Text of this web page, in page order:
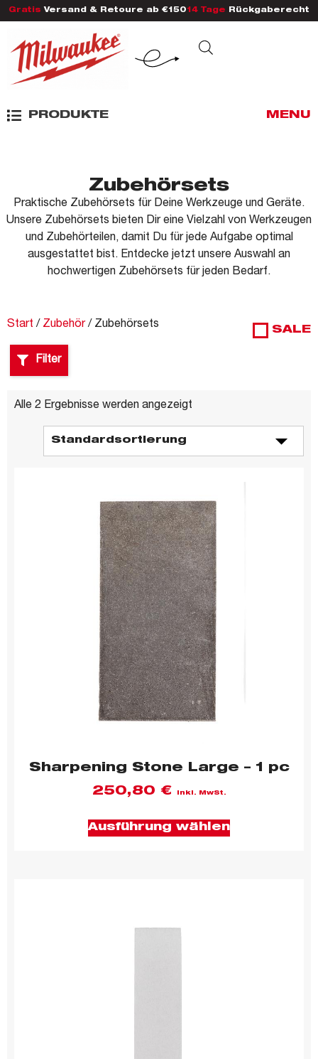
Gratis Versand & Retoure ab €150 14 Tage Rückgaberecht
PRODUKTE MENU
Zubehörsets
Praktische Zubehörsets für Deine Werkzeuge und Geräte.
Unsere Zubehörsets bieten Dir eine Vielzahl von Werkzeugen
und Zubehörteilen, damit Du für jede Aufgabe optimal
ausgestattet bist. Entdecke jetzt unsere Auswahl an
hochwertigen Zubehörsets für jeden Bedarf.
Start / Zubehör/ Zubehörsets SALE
Filter
Alle 2 Ergebnisse werden angezeigt
Sharpening Stone Large – 1 pc
250,80 € inkl. MwSt.
Ausführung wählen